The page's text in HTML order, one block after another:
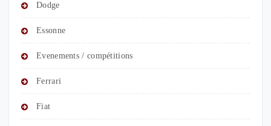
Dodge
Essonne
Evenements / compétitions
Ferrari
Fiat